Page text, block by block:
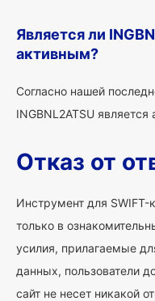
Является ли
активным?
Согласно нашей
INGBNL2ATSU
Отказ от
Инструмент для
только в
усилия, прилагаемые
данных, пользователи
сайт не несет никакой